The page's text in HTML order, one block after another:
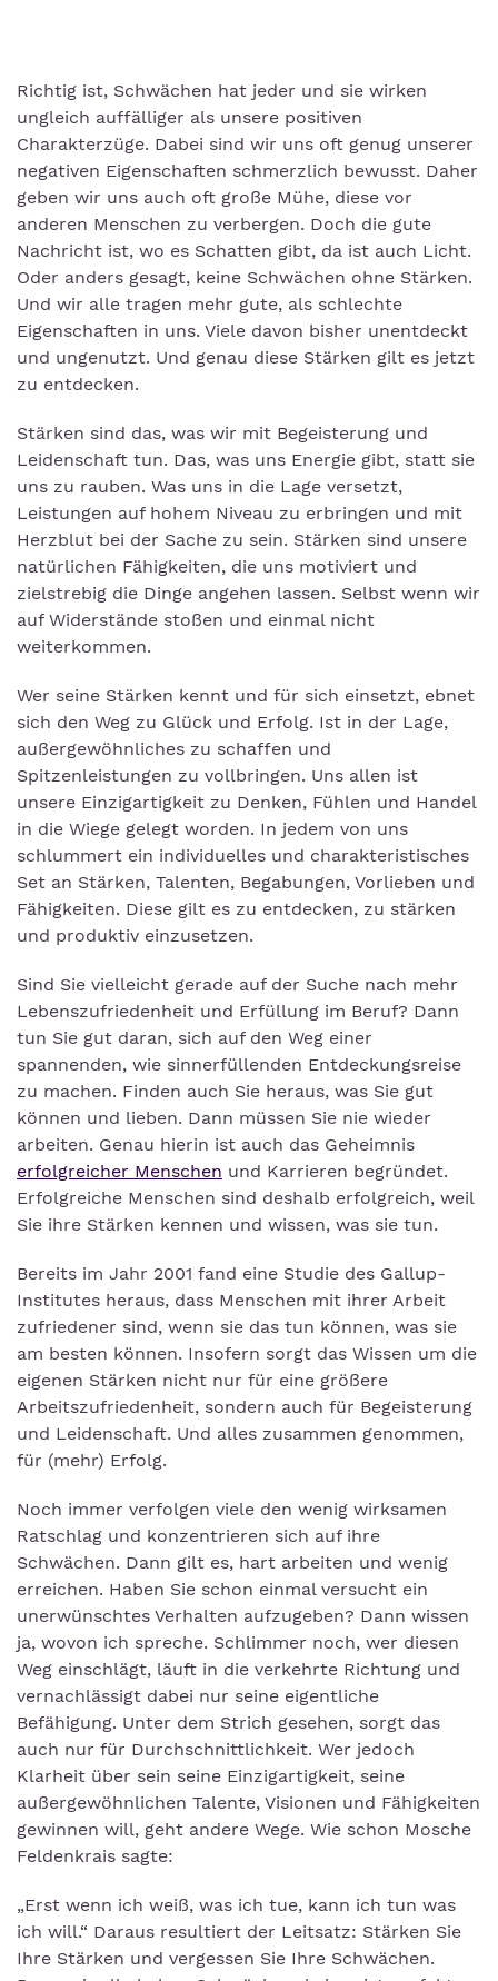
Richtig ist, Schwächen hat jeder und sie wirken
ungleich auffälliger als unsere positiven
Charakterzüge. Dabei sind wir uns oft genug unserer
negativen Eigenschaften schmerzlich bewusst. Daher
geben wir uns auch oft große Mühe, diese vor
anderen Menschen zu verbergen. Doch die gute
Nachricht ist, wo es Schatten gibt, da ist auch Licht.
Oder anders gesagt, keine Schwächen ohne Stärken.
Und wir alle tragen mehr gute, als schlechte
Eigenschaften in uns. Viele davon bisher unentdeckt
und ungenutzt. Und genau diese Stärken gilt es jetzt
zu entdecken.
Stärken sind das, was wir mit Begeisterung und
Leidenschaft tun. Das, was uns Energie gibt, statt sie
uns zu rauben. Was uns in die Lage versetzt,
Leistungen auf hohem Niveau zu erbringen und mit
Herzblut bei der Sache zu sein. Stärken sind unsere
natürlichen Fähigkeiten, die uns motiviert und
zielstrebig die Dinge angehen lassen. Selbst wenn wir
auf Widerstände stoßen und einmal nicht
weiterkommen.
Wer seine Stärken kennt und für sich einsetzt, ebnet
sich den Weg zu Glück und Erfolg. Ist in der Lage,
außergewöhnliches zu schaffen und
Spitzenleistungen zu vollbringen. Uns allen ist
unsere Einzigartigkeit zu Denken, Fühlen und Handel
in die Wiege gelegt worden. In jedem von uns
schlummert ein individuelles und charakteristisches
Set an Stärken, Talenten, Begabungen, Vorlieben und
Fähigkeiten. Diese gilt es zu entdecken, zu stärken
und produktiv einzusetzen.
Sind Sie vielleicht gerade auf der Suche nach mehr
Lebenszufriedenheit und Erfüllung im Beruf? Dann
tun Sie gut daran, sich auf den Weg einer
spannenden, wie sinnerfüllenden Entdeckungsreise
zu machen. Finden auch Sie heraus, was Sie gut
können und lieben. Dann müssen Sie nie wieder
arbeiten. Genau hierin ist auch das Geheimnis
erfolgreicher Menschen und Karrieren begründet.
Erfolgreiche Menschen sind deshalb erfolgreich, weil
Sie ihre Stärken kennen und wissen, was sie tun.
Bereits im Jahr 2001 fand eine Studie des Gallup-
Institutes heraus, dass Menschen mit ihrer Arbeit
zufriedener sind, wenn sie das tun können, was sie
am besten können. Insofern sorgt das Wissen um die
eigenen Stärken nicht nur für eine größere
Arbeitszufriedenheit, sondern auch für Begeisterung
und Leidenschaft. Und alles zusammen genommen,
für (mehr) Erfolg.
Noch immer verfolgen viele den wenig wirksamen
Ratschlag und konzentrieren sich auf ihre
Schwächen. Dann gilt es, hart arbeiten und wenig
erreichen. Haben Sie schon einmal versucht ein
unerwünschtes Verhalten aufzugeben? Dann wissen
ja, wovon ich spreche. Schlimmer noch, wer diesen
Weg einschlägt, läuft in die verkehrte Richtung und
vernachlässigt dabei nur seine eigentliche
Befähigung. Unter dem Strich gesehen, sorgt das
auch nur für Durchschnittlichkeit. Wer jedoch
Klarheit über sein seine Einzigartigkeit, seine
außergewöhnlichen Talente, Visionen und Fähigkeiten
gewinnen will, geht andere Wege. Wie schon Mosche
Feldenkrais sagte:
„Erst wenn ich weiß, was ich tue, kann ich tun was
ich will.“ Daraus resultiert der Leitsatz: Stärken Sie
Ihre Stärken und vergessen Sie Ihre Schwächen.